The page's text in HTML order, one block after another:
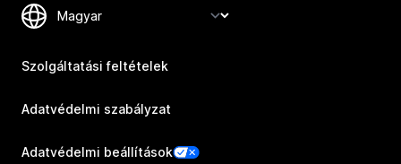
Szolgáltatási feltételek
Adatvédelmi szabályzat
Adatvédelmi beállítások